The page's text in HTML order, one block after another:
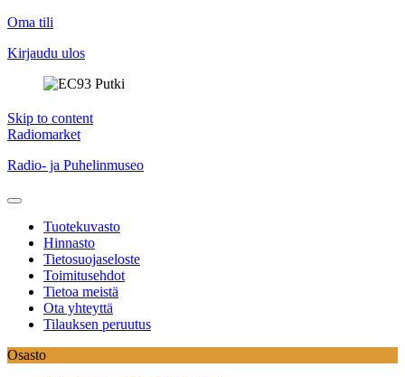
Oma tili
Kirjaudu ulos
Skip to content
Radiomarket
Radio- ja Puhelinmuseo
Tuotekuvasto
Hinnasto
Tietosuojaseloste
Toimitusehdot
Tietoa meistä
Ota yhteyttä
Tilauksen peruutus
Osasto